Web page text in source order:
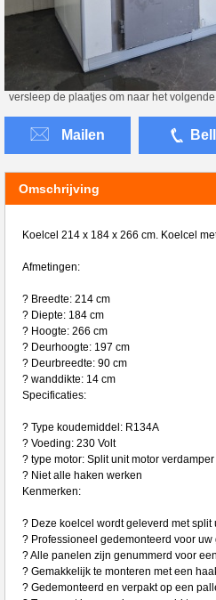
versleep de plaatjes om naar het
Mailen
Omschrijving
Koelcel 214 x 184 x 266 cm. Koelcel
Afmetingen:
? Breedte: 214 cm
? Diepte: 184 cm
? Hoogte: 266 cm
? Deurhoogte: 197 cm
? Deurbreedte: 90 cm
? wanddikte: 14 cm
Specificaties:
? Type koudemiddel: R134A
? Voeding: 230 Volt
? type motor: Split unit motor
? Niet alle haken werken
Kenmerken:
? Deze koelcel wordt geleverd met split
? Professioneel gedemonteerd voor uw
? Alle panelen zijn genummerd voor
? Gemakkelijk te monteren met een
? Gedemonteerd en verpakt op een